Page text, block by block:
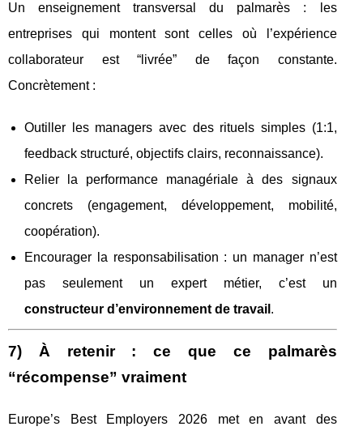
Un enseignement transversal du palmarès : les
entreprises qui montent sont celles où l’expérience
collaborateur est “livrée” de façon constante.
Concrètement :
Outiller les managers avec des rituels simples (1:1,
feedback structuré, objectifs clairs, reconnaissance).
Relier la performance managériale à des signaux
concrets (engagement, développement, mobilité,
coopération).
Encourager la responsabilisation : un manager n’est
pas seulement un expert métier, c’est un
constructeur d’environnement de travail .
7) À retenir : ce que ce palmarès
“récompense” vraiment
Europe’s Best Employers 2026 met en avant des